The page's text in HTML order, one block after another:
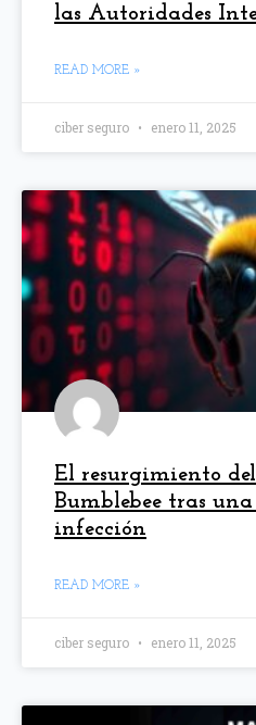
las Autoridades
READ MORE »
ciber seguro enero 11, 2025
El resurgimiento
Bumblebee tras
infección
READ MORE »
ciber seguro enero 11, 2025